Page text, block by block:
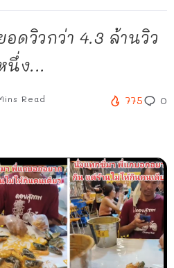
ดวิวกว่า 4.3 ล้านวิว
นึ่ง...
Read 775 0